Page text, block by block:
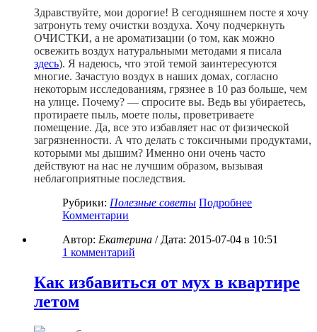
Здравствуйте, мои дорогие! В сегодняшнем посте я хочу
затронуть тему очистки воздуха. Хочу подчеркнуть
ОЧИСТКИ, а не ароматизации (о том, как можно
освежить воздух натуральными методами я писала
здесь). Я надеюсь, что этой темой заинтересуются
многие. Зачастую воздух в наших домах, согласно
некоторым исследованиям, грязнее в 10 раз больше, чем
на улице. Почему? — спросите вы. Ведь вы убираетесь,
протираете пыль, моете полы, проветриваете
помещение. Да, все это избавляет нас от физической
загрязненности. А что делать с токсичными продуктами,
которыми мы дышим? Именно они очень часто
действуют на нас не лучшим образом, вызывая
неблагоприятные последствия.
Рубрики: Полезные советы Подробнее
Комментарии
Автор: Екатерина / Дата: 2015-07-04 в 10:51
1 комментарий
Как избавиться от мух в квартире
летом